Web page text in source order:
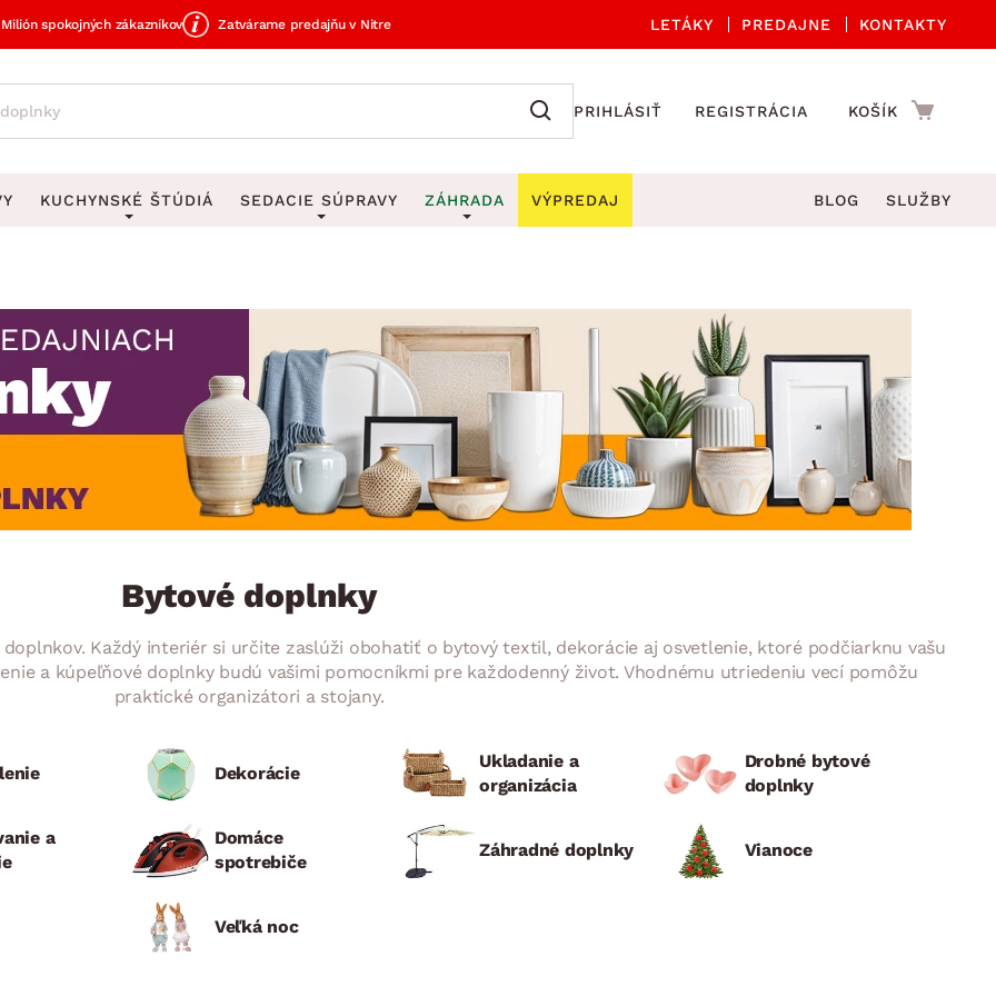
Milión spokojných zákazníkov Zatvárame predajňu v Nitre LETÁKY PREDAJNE KONTAKTY
PRIHLÁSIŤ REGISTRÁCIA KOŠÍK
Obrazy
Zrkadlá
Zobrazit vše
Vešiaky na kľúče
Stojany na dáždniky
Stojany na noviny
Stojany na oblečenie
Zobrazit vše
Kuchynské príslušenstvo
Kuchynské doplnky
Kúpeľňové doplnky
Záhradné doplnky
Zobrazit vše
DOMÁCE SPOTREBIČE ZÁHRADNÉ DOPLNKY VIANOCE
KUCHYNSKÉ ŠTÚDIÁ SEDACIE SÚPRAVY
Rohové sedacie súpravy
Sedacie súpravy 3-2-1
Sedacie súpravy na mieru
ZÁHRADA
Záhradné stoličky a kreslá
Záhradné lavice
Záhradné stoly
Záhradné hojdačky
Záhradné lehátka
Záhradné doplnky
VÝPREDAJ BLOG SLUŽBY
Bytové doplnky
Každý interiér si určite zaslúži obohatiť o bytový textil, dekorácie aj osvetlenie, ktoré podčiarknu vašu
a kúpeľňové doplnky budú vašimi pomocníkmi pre každodenný život. Vhodnému utriedeniu vecí pomôžu
praktické organizátori a stojany.
Dekorácie
Ukladanie a
organizácia
Drobné bytové
doplnky
a
Domáce
spotrebiče
Záhradné doplnky Vianoce
Veľká noc